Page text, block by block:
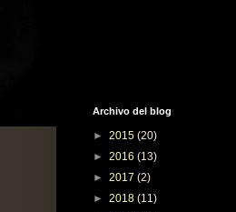
Archivo del blog
► 2015 (20)
► 2016 (13)
► 2017 (2)
► 2018 (11)